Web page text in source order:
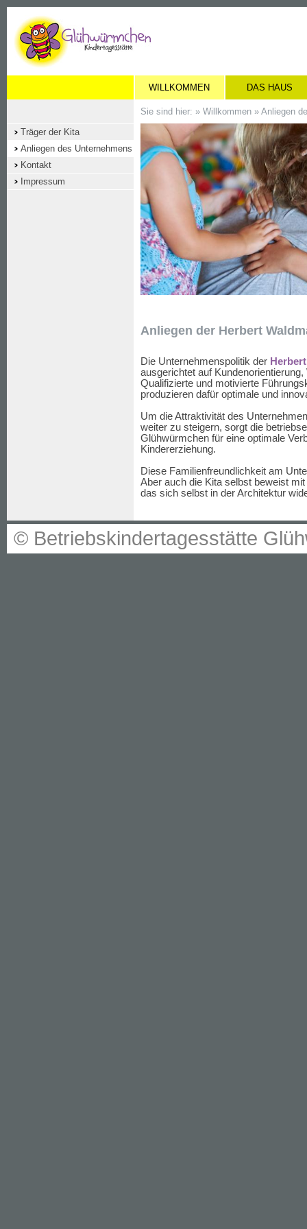
WILLKOMMEN DAS HAUS
Träger der Kita
Anliegen des Unternehmens
Kontakt
Impressum
Sie sind hier: » Willkommen » Anliegen
Anliegen der Herbert
Die Unternehmenspolitik der
ausgerichtet auf
Qualifizierte und motivierte
produzieren dafür optimale und
Um die Attraktivität des
weiter zu steigern, sorgt die
Glühwürmchen für eine optimale
Kindererziehung.
Diese Familienfreundlichkeit am
Aber auch die Kita selbst beweist
das sich selbst in der Architektur
© Betriebskindertagesstätte